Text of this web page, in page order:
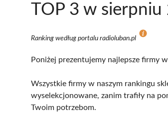
TOP 3 w sierpniu
Ranking według portalu radioluban.pl
Poniżej prezentujemy najlepsze firmy
Wszystkie firmy w naszym rankingu
wyselekcjonowane, zanim trafiły na
Twoim potrzebom.